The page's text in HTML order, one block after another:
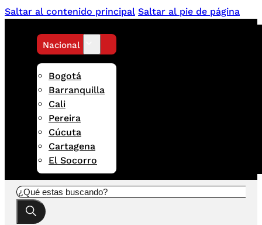
Saltar al contenido principal Saltar al pie de página
Nacional
Bogotá
Barranquilla
Cali
Pereira
Cúcuta
Cartagena
El Socorro
Buscar